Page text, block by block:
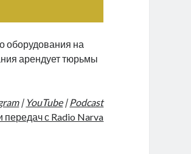
оборудования на
арендует тюрьмы
| YouTube| Podcast
передач с Radio Narva